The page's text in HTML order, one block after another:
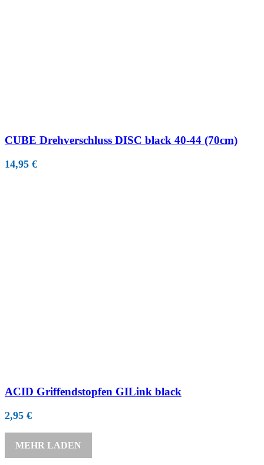
CUBE Drehverschluss DISC black 40-44 (70cm)
14,95 €
ACID Griffendstopfen GILink black
2,95 €
MEHR LADEN